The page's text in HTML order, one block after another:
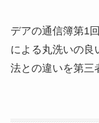
デアの通信簿第1
による丸洗いの良
法との違いを第三